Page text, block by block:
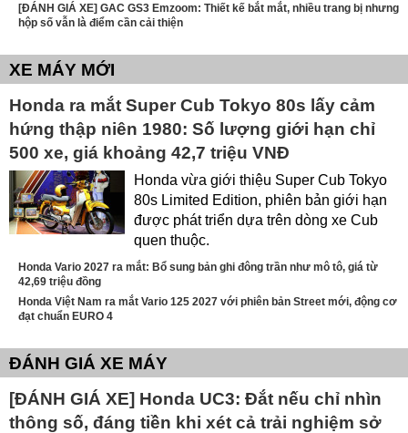
[ĐÁNH GIÁ XE] GAC GS3 Emzoom: Thiết kế bắt mắt, nhiều trang bị nhưng
hộp số vẫn là điểm cần cải thiện
XE MÁY MỚI
Honda ra mắt Super Cub Tokyo 80s lấy cảm
hứng thập niên 1980: Số lượng giới hạn chỉ
500 xe, giá khoảng 42,7 triệu VNĐ
Honda vừa giới thiệu Super Cub Tokyo
80s Limited Edition, phiên bản giới hạn
được phát triển dựa trên dòng xe Cub
quen thuộc.
Honda Vario 2027 ra mắt: Bổ sung bản ghi đông trần như mô tô, giá từ
42,69 triệu đồng
Honda Việt Nam ra mắt Vario 125 2027 với phiên bản Street mới, động cơ
đạt chuẩn EURO 4
ĐÁNH GIÁ XE MÁY
[ĐÁNH GIÁ XE] Honda UC3: Đắt nếu chỉ nhìn
thông số, đáng tiền khi xét cả trải nghiệm sở